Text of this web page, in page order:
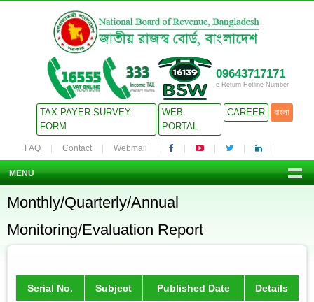
09643717171
e-Return Hotline Number
TAX PAYER SURVEY-
FORM
WEB
PORTAL
CAREER বাংলা
FAQ Contact Webmail
MENU
Monthly/Quarterly/Annual
Monitoring/Evaluation Report
Serial No. Subject Published Date Details